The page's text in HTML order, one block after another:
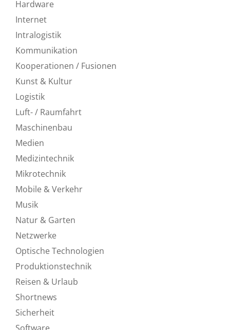
Hardware
Internet
Intralogistik
Kommunikation
Kooperationen / Fusionen
Kunst & Kultur
Logistik
Luft- / Raumfahrt
Maschinenbau
Medien
Medizintechnik
Mikrotechnik
Mobile & Verkehr
Musik
Natur & Garten
Netzwerke
Optische Technologien
Produktionstechnik
Reisen & Urlaub
Shortnews
Sicherheit